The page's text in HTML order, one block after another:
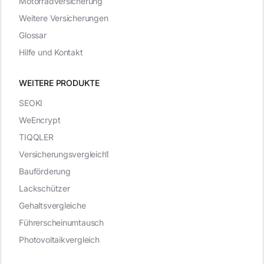
WEITERE PRODUKTE
Weitere Versicherungen
Glossar
Hilfe und Kontakt
SEOKI
WeEncrypt
TIQQLER
Versicherungsvergleich1
Bauförderung
Lackschützer
Gehaltsvergleiche
Führerscheinumtausch
Photovoltaikvergleich